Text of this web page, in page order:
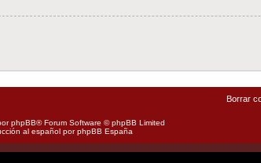
Borrar
phpBB® Forum Software © phpBB Limited
al español porphpBB España